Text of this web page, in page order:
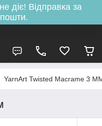
діє! Відправка за
YarnArt Twisted Macrame 3